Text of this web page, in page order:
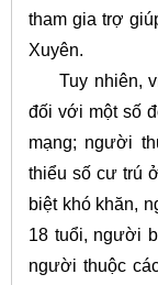
tham gia trợ
Xuyên.
Tuy nhiên,
đối với một số
mạng; người
thiểu số cư trú
biệt khó khăn,
18 tuổi, người
người thuộc